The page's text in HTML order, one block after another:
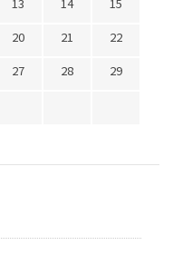
13 14
15
20 21
22
27 28
29